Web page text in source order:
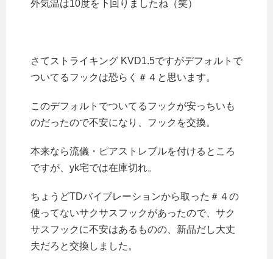
外気温は10度を下回りましたね（笑）
さてストライキング KVD1.5ですがデフォルトで
ついてるフックは恐らく＃４と思います。
このデフォルトでついてるフックが安っちいも
のだったので不安になり、フックを交換。
本来なら流儀・ピアストレブルを付けるところ
ですが、yk宅では在庫切れ。
ちょうどTDバイブレーションから取った＃４の
使ってないサクサスフックがあったので、サク
サスフックに不安はあるものの、新品だし大丈
夫だろと交換しました。